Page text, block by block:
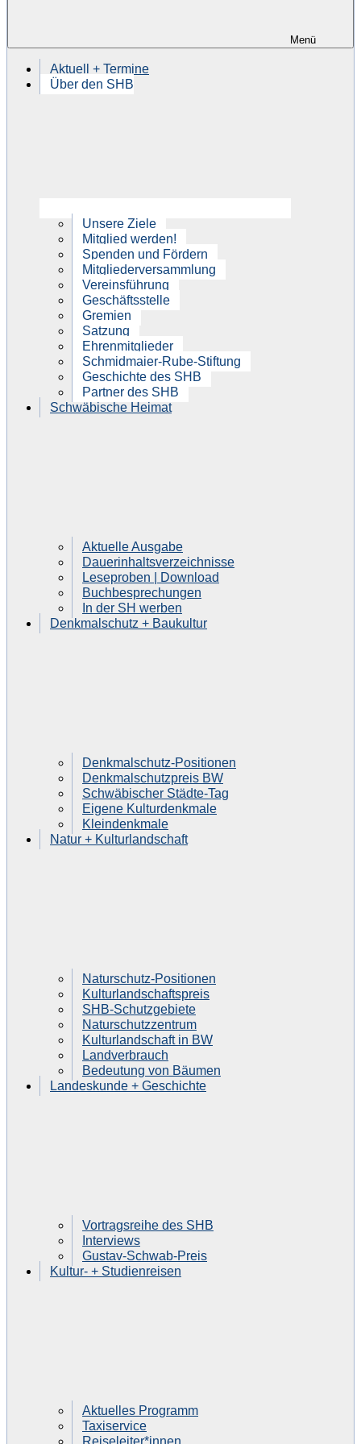
Menü
Aktuell + Termine
Über den SHB
Unsere Ziele
Mitglied werden!
Spenden und Fördern
Mitgliederversammlung
Vereinsführung
Geschäftsstelle
Gremien
Satzung
Ehrenmitglieder
Schmidmaier-Rube-Stiftung
Geschichte des SHB
Partner des SHB
Schwäbische Heimat
Aktuelle Ausgabe
Dauerinhaltsverzeichnisse
Leseproben | Download
Buchbesprechungen
In der SH werben
Denkmalschutz + Baukultur
Denkmalschutz-Positionen
Denkmalschutzpreis BW
Schwäbischer Städte-Tag
Eigene Kulturdenkmale
Kleindenkmale
Natur + Kulturlandschaft
Naturschutz-Positionen
Kulturlandschaftspreis
SHB-Schutzgebiete
Naturschutzzentrum
Kulturlandschaft in BW
Landverbrauch
Bedeutung von Bäumen
Landeskunde + Geschichte
Vortragsreihe des SHB
Interviews
Gustav-Schwab-Preis
Kultur- + Studienreisen
Aktuelles Programm
Taxiservice
Reiseleiter*innen